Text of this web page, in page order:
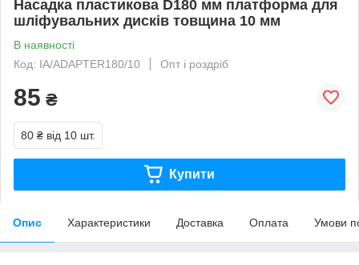
Насадка пластикова D180 мм платформа для
шліфувальних дисків товщина 10 мм
В наявності
Код: IA/ADAPTER180/10
Опт і роздріб
85 ₴
80 ₴ від 10 шт.
Купити
Опис Характеристики Доставка Оплата Умови